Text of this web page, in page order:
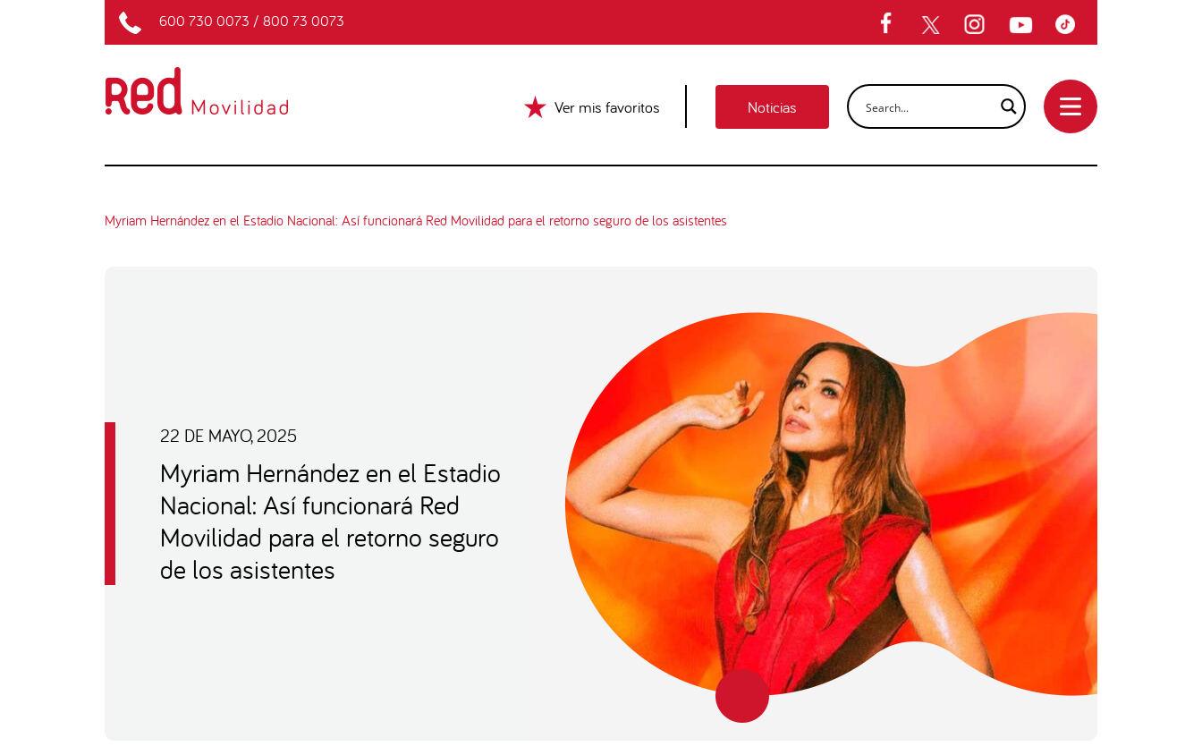
600 730 0073 / 800 73 0073
Ver mis favoritos Noticias
Myriam Hernández en el Estadio Nacional: Así funcionará Red Movilidad para el retorno seguro de los asistentes
22 DE MAYO, 2025
Myriam Hernández en el Estadio
Nacional: Así funcionará Red
Movilidad para el retorno seguro
de los asistentes